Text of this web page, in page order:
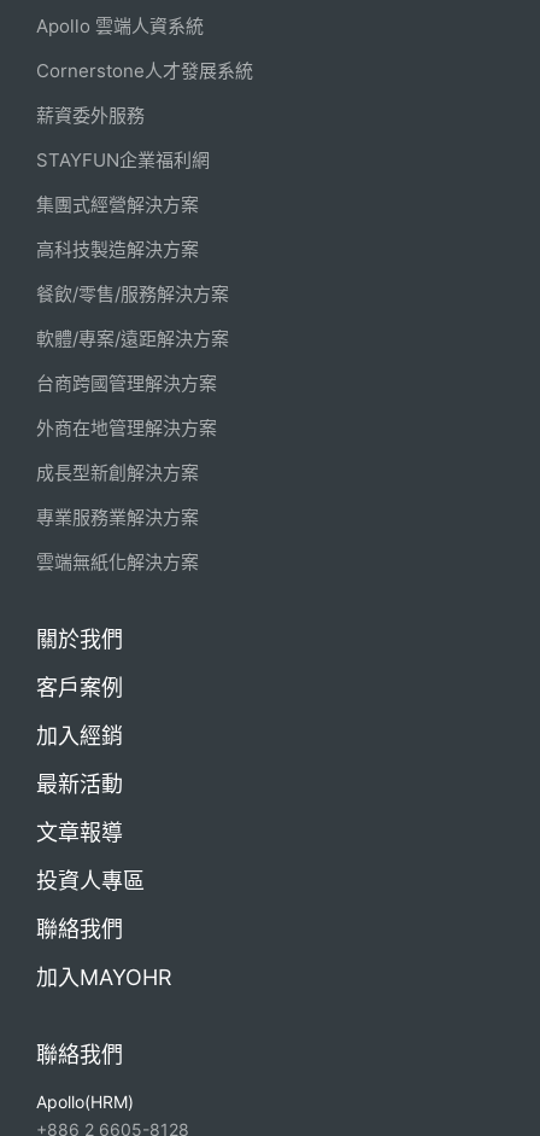
Apollo 雲端人資系統
Cornerstone人才發展系統
薪資委外服務
STAYFUN企業福利網
集團式經營解決方案
高科技製造解決方案
餐飲/零售/服務解決方案
軟體/專案/遠距解決方案
台商跨國管理解決方案
外商在地管理解決方案
成長型新創解決方案
專業服務業解決方案
雲端無紙化解決方案
關於我們
客戶案例
加入經銷
最新活動
文章報導
投資人專區
聯絡我們
加入MAYOHR
聯絡我們
Apollo(HRM)
+886 2 6605-8128